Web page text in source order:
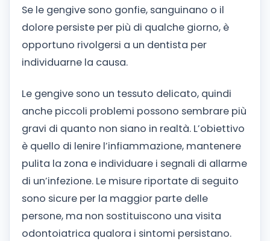
Se le gengive sono gonfie, sanguinano o il
dolore persiste per più di qualche giorno, è
opportuno rivolgersi a un dentista per
individuarne la causa.
Le gengive sono un tessuto delicato, quindi
anche piccoli problemi possono sembrare più
gravi di quanto non siano in realtà. L’obiettivo
è quello di lenire l’infiammazione, mantenere
pulita la zona e individuare i segnali di allarme
di un’infezione. Le misure riportate di seguito
sono sicure per la maggior parte delle
persone, ma non sostituiscono una visita
odontoiatrica qualora i sintomi persistano.